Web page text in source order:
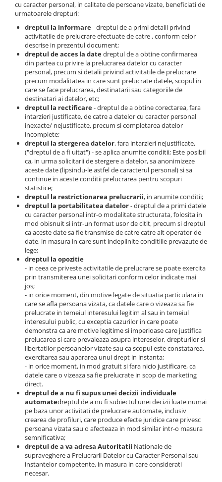
negative late 120mm color
Scanere Film
Binocluri, Lupe si Telescoape
Binocluri
Lunete
Accesorii pentru Lunete si
Telescoape
Aparate de colectie
Aparate foto de colectie reflex,
format 24x36mm
Aparate foto de colectie, cu burduf
Aparate foto de colectie , cu vizare
laterala
Aparate foto de colectie TLR -
Biobiective
Aparate foto de colectie , Stereo
Aparate foto de colectie -
Miniaturi
Accesorii pt. aparate foto de
colectie
Aparate de colectie de tip Box-
Camera
Reviste, carti si software
Second Hand
Aparate foto SECOND HAND
Aparate foto Mirrorless (SH)
Aparate foto DSLR (SH)
Aparate foto SLR (pe film) (SH)
Aparate Foto Compacte (SH)
Obiective foto SECOND HAND
Obiective foto Mirrorless (SH)
Obiective foto DSLR (SH)
Obiective foto SLR (pe film) (SH)
Accesorii pentru obiective ,
SECOND HAND
cu caracter personal, in calitate de persoane vizate, beneficiati de
urmatoarele drepturi:
dreptul la informare- dreptul de a primi detalii privind
activitatile de prelucrare efectuate de catre , conform celor
descrise in prezentul document;
dreptul de acces la datedreptul de a obtine confirmarea
din partea cu privire la prelucrarea datelor cu caracter
personal, precum si detalii privind activitatile de prelucrare
precum modalitatea in care sunt prelucrate datele, scopul in
care se face prelucrarea, destinatarii sau categoriile de
destinatari ai datelor, etc;
dreptul la rectificare- dreptul de a obtine corectarea, fara
intarzieri justificate, de catre a datelor cu caracter personal
inexacte/ nejustificate, precum si completarea datelor
incomplete;
dreptul la stergerea datelor, fara intarzieri nejustificate,
("dreptul de a fi uitat") - se aplica anumite conditii; Este posibil
ca, in urma solicitarii de stergere a datelor, sa anonimizeze
aceste date (lipsindu-le astfel de caracterul personal) si sa
continue in aceste conditii prelucrarea pentru scopuri
statistice;
dreptul la restrictionarea prelucrarii, in anumite conditii;
dreptul la portabilitatea datelor- dreptul de a primi datele
cu caracter personal intr-o modalitate structurata, folosita in
mod obisnuit si intr-un format usor de citit, precum si dreptul
ca aceste date sa fie transmise de catre catre alt operator de
date, in masura in care sunt indeplinite conditiile prevazute de
lege;
dreptul la opozitie
- in ceea ce priveste activitatile de prelucrare se poate exercita
prin transmiterea unei solicitari conform celor indicate mai
jos;
- in orice moment, din motive legate de situatia particulara in
care se afla persoana vizata, ca datele care o vizeaza sa fie
prelucrate in temeiul interesului legitim al sau in temeiul
interesului public, cu exceptia cazurilor in care poate
demonstra ca are motive legitime si imperioase care justifica
prelucarea si care prevaleaza asupra intereselor, drepturilor si
libertatilor persoanelor vizate sau ca scopul este constatarea,
exercitarea sau apararea unui drept in instanta;
- in orice moment, in mod gratuit si fara nicio justificare, ca
datele care o vizeaza sa fie prelucrate in scop de marketing
direct.
dreptul de a nu fi supus unei decizii individuale
automatedreptul de a nu fi subiectul unei decizii luate numai
pe baza unor activitati de prelucrare automate, inclusiv
crearea de profiluri, care produce efecte juridice care privesc
persoana vizata sau o afecteaza in mod similar intr-o masura
semnificativa;
dreptul de a va adresa Autoritatii Nationale de
supraveghere a Prelucrarii Datelor cu Caracter Personal sau
instantelor competente, in masura in care considerati
necesar.